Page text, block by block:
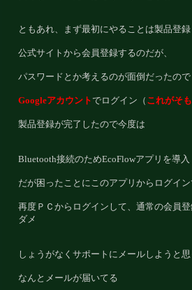
ともあれ、まず最初にやることは製品登録
公式サイトから会員登録するのだが、
パスワードとか考えるのが面倒だったので
Googleアカウントでログイン（ これがそ
製品登録が完了したので今度は
Bluetooth接続のためEcoFlowアプリを導入
だが困ったことにこのアプリからログイ
再度ＰＣからログインして、通常の会員
ダメ
しょうがなくサポートにメールしようと思
なんとメールが届いてる